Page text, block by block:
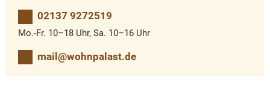
02137 9272519
Mo.-Fr. 10–18 Uhr, Sa. 10–16 Uhr
mail@wohnpalast.de